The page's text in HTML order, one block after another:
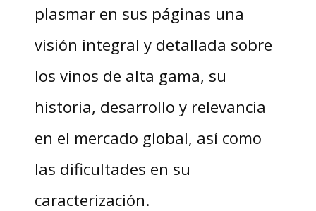
plasmar en sus páginas una
visión integral y detallada sobre
los vinos de alta gama, su
historia, desarrollo y relevancia
en el mercado global, así como
las dificultades en su
caracterización.